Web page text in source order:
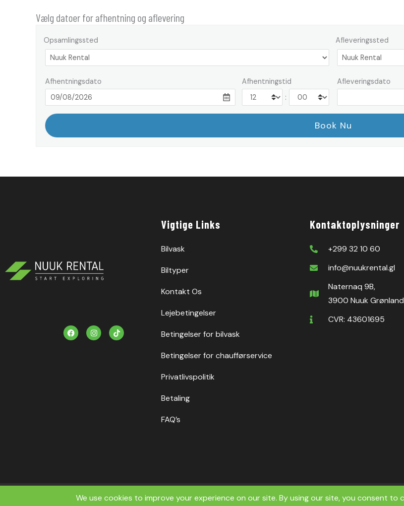
Vælg datoer for afhentning og aflevering
Opsamlingssted Afleveringssted
Afhentningsdato Afhentningstid
:
Afleveringsdato
F
a
c
I
n
s
T
i
k
Vigtige Links
Bilvask
Biltyper
Kontakt Os
Lejebetingelser
Betingelser for bilvask
Betingelser for chaufførservice
Privatlivspolitik
Betaling
FAQ’s
Kontaktoplysninger
+299 32 10 60
info@nuukrental.gl
Naternaq 9B,
3900 Nuuk Grønland
CVR: 43601695
Copyright ©2026 Nuuk Rental ApS | All Rights Reserved.